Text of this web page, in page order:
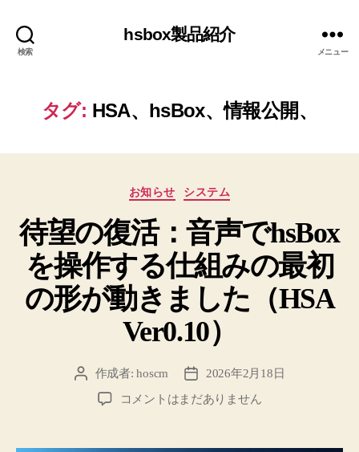
検索
hsbox製品紹介
メニュー
タグ: HSA、hsBox、情報公開、
カ
ゴ
リ
ー
お知らせ システム
待望の復活：音声でhsBox
を操作する仕組みの最初
の形が動きました（HSA
Ver0.10）
投
作成者:hoscm
投
稿
日
2026年2月18日
待
コメントはまだありません